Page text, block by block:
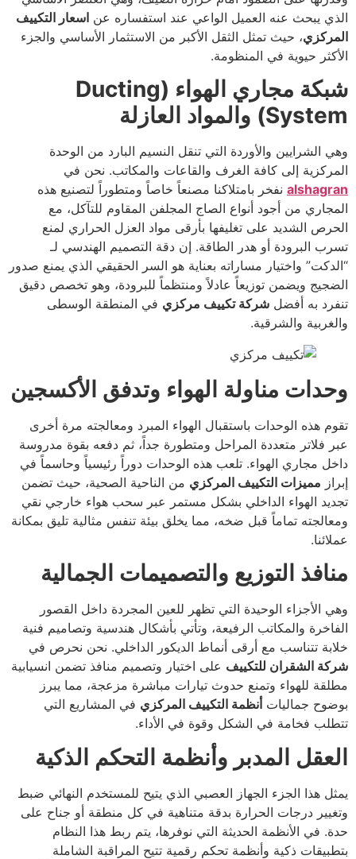
الذي يبحث عنه العميل الواعي عند استفساره عن اسعار التكييف
المركزي، حيث تمثل الثقل الأكبر من الاستثمار الأساسي والجزء
الأكثر حيوية في المنظومة.
شبكة مجاري الهواء (Ducting
System) والمواد العازلة
وهي الشرايين والأوردة التي تنقل النسيم البارد من الوحدة
المركزية إلى كافة الغرف والقاعات والمكاتب. نحن في
alshagran نفخر بامتلاكنا مصنعاً خاصاً ومتطوراً لتصنيع هذه
المجاري من أجود أنواع الصاج المجلفن المقاوم للتآكل، مع
الحرص الشديد على تغليفها بأرقى مواد العزل الحراري لمنع
تسرب البرودة أو هدر الطاقة. إن دقة التصميم الهندسي لـ
“الدكت” واختيار مساراته بعناية هو السر الحقيقي الذي يمنع صدور
الضجيج ويضمن توزيعاً عادلاً ومنتظماً للبرودة، وهو تخصص دقيق
تنفرد به أفضل شركة تكييف مركزي في المنطقة الوسطى
والغربية والشرقية.
وحدات مناولة الهواء وتدفق الأكسجين
تقوم هذه الوحدات باستقبال الهواء المبرد ومعالجته مرة أخرى
عبر فلاتر متعددة المراحل ومتطورة جداً، ثم دفعه بقوة مدروسة
داخل مجاري الهواء. تلعب هذه الوحدات دوراً رئيسياً وحاسماً في
إبراز مميزات التكييف المركزي من الناحية الصحية، حيث تضمن
تجديد الهواء الداخلي بشكل مستمر عبر سحب هواء خارجي نقي
ومعالجته تماماً قبل ضخه، مما يخلق بيئة تنفس مثالية تليق بمكانة
عملائنا.
منافذ التوزيع والتصميمات الجمالية
وهي الأجزاء الوحيدة التي تظهر للعين المجردة داخل القصور
الفاخرة والمكاتب الرفيعة، وتأتي بأشكال هندسية وتصاميم فنية
خلابة تتناسب مع أرقى أنماط الديكور الداخلي. نحن نحرص في
شركة الشقران للتكييف على اختيار وتصميم منافذ تضمن انسيابية
مطلقة للهواء وتمنع حدوث تيارات مباشرة مزعجة، مما يبرز
بوضوح جماليات أنظمة التكييف المركزي في المشاريع التي
تتطلب فخامة في الشكل وقوة في الأداء.
العقل المدبر وأنظمة التحكم الذكية
يمثل هذا الجزء الجهاز العصبي الذي يتيح للمستخدم النهائي ضبط
وتغيير درجات الحرارة بدقة متناهية في كل منطقة أو جناح على
حدة. في الأنظمة الحديثة التي نوفرها، يتم ربط هذا النظام
بتطبيقات ذكية وأنظمة تحكم رقمية تتيح المراقبة الشاملة